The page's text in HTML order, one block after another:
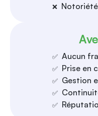
❌
✅ Aucun
✅ Prise en
✅ Gestion
✅
✅